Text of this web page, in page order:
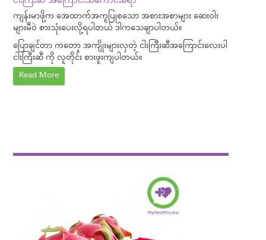
ကျန်းမာဖို့က အေထာက်အကူပြုစသော အစားအစာများ ဆေးဝါး
များမီဝဲ စားသုံးပေးလို့ရပါတယ် ဒါကသေချာပါတယ်။
ပြောချင်တာ ကတော့ အကျိုးများလှတဲ့ ငါးကြီးဆီအကြောင်းလေးပါ
ငါးကြီးဆီ ကို လူတိုင်း စားဖူးကျပါတယ်။
Read More